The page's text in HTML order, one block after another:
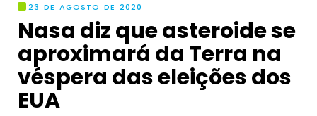
23 DE AGOSTO DE 2020
Nasa diz que asteroide se
aproximará da Terra na
véspera das eleições dos
EUA